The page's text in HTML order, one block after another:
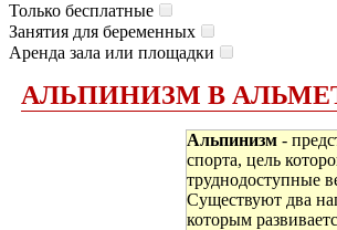
Только бесплатные
Занятия для беременных
Аренда зала или площадки
АЛЬПИНИЗМ В
Альпинизм -
спорта, цель
труднодоступные
Существуют два
которым